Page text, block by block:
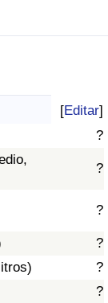
[Editar]
?
?
?
?
?
?